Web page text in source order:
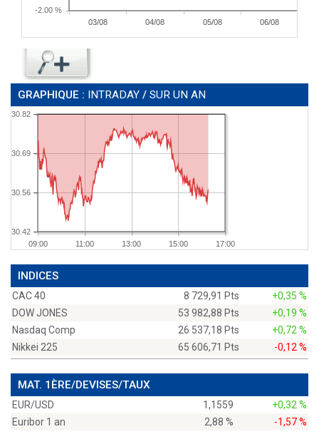
GRAPHIQUE : INTRADAY / SUR UN AN
09:00 11:00 13:00 15:00 17:00
30.42
30.56
30.69
30.82
INDICES
CAC 40 8 729,91 Pts
+0,35 %
DOW JONES
53 982,88 Pts
+0,19 %
Nasdaq Comp
26 537,18 Pts
+0,72 %
Nikkei 225
65 606,71 Pts -0,12 %
MAT. 1ÈRE/DEVISES/TAUX
EUR/USD 1,1559
+0,32 %
Euribor 1 an
2,88 %
-1,57 %